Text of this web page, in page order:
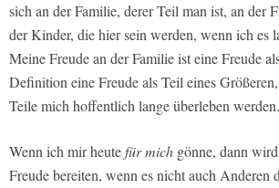
sich an der Familie, derer Teil man ist, an der
der Kinder, die hier sein werden, wenn ich es
Meine Freude an der Familie ist eine Freude
Definition eine Freude als Teil eines
Teile mich hoffentlich lange überleben werden.
Wenn ich mir heutefür mich gönne, dann
Freude bereiten, wenn es nicht auch Anderen